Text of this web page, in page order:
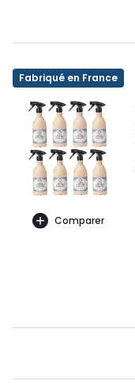
Fabriqué en France
Comparer